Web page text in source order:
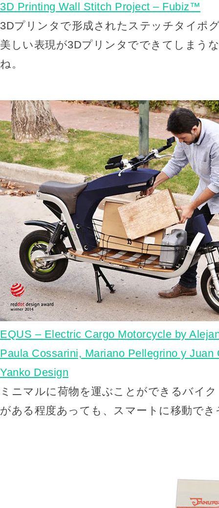
3D Printing Wall Stitch Project – Fubiz™
3Dプリンタで形成されたステッチタイポ
美しい表現が3Dプリンタでできてしまう
ね。
EQUS – Electric Cargo Motorcycle by
Paula Cossarini, Mariano Pellegrino y Juan
Yanko Design
ミニマルに荷物を運ぶことができるバイ
がある程度あっても、スマートに移動で